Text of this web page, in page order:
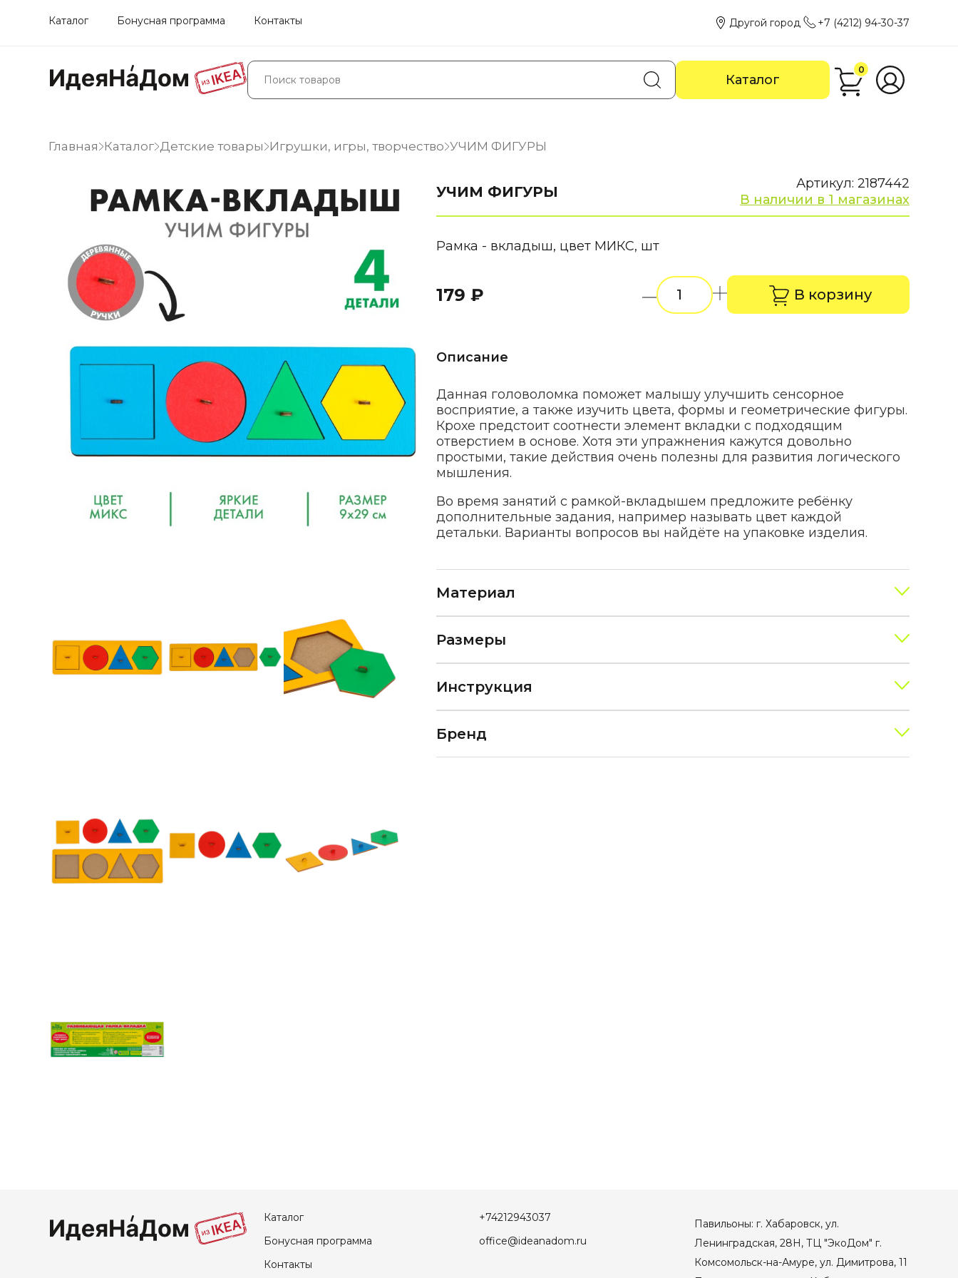
Каталог Бонусная программа Контакты Другой город +7 (4212) 94-30-37
Каталог
0
Главная Каталог Детские товары Игрушки, игры, творчество УЧИМ ФИГУРЫ
УЧИМ ФИГУРЫ
Артикул: 2187442
В наличии в 1 магазинах
Рамка - вкладыш, цвет МИКС, шт
179 ₽ В корзину
Описание
Данная головоломка поможет малышу улучшить сенсорное
восприятие, а также изучить цвета, формы и геометрические фигуры.
Крохе предстоит соотнести элемент вкладки с подходящим
отверстием в основе. Хотя эти упражнения кажутся довольно
простыми, такие действия очень полезны для развития логического
мышления.
Во время занятий с рамкой-вкладышем предложите ребёнку
дополнительные задания, например называть цвет каждой
детальки. Варианты вопросов вы найдёте на упаковке изделия.
Материал
Размеры
Инструкция
Бренд
Каталог
Бонусная программа
Контакты
+74212943037
office@ideanadom.ru
Павильоны: г. Хабаровск, ул.
Ленинградская, 28Н, ТЦ "ЭкоДом" г.
Комсомольск-на-Амуре, ул. Димитрова, 11